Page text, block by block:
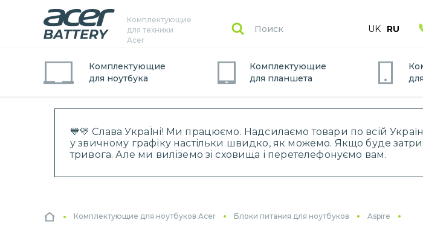
💙💛 Слава УкраЇні! Ми працюємо. Надсилаємо товари по всій
у звичному графіку настільки швидко, як можемо. Якщо буде
тривога. Але ми виліземо зі сховища і перетелефонуємо вам.
Комплектующие
для техники
Acer
UK RU
Комплектующие
для ноутбука
Комплектующие
для планшета
для
Комплектующие для ноутбуков Acer Блоки питания для ноутбуков Aspire